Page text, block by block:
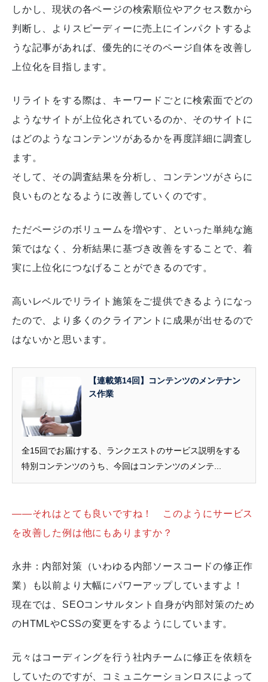
しかし、現状の各ページの検索順位やアクセス数から
判断し、よりスピーディーに売上にインパクトするよ
うな記事があれば、優先的にそのページ自体を改善し
上位化を目指します。
リライトをする際は、キーワードごとに検索面でどの
ようなサイトが上位化されているのか、そのサイトに
はどのようなコンテンツがあるかを再度詳細に調査し
ます。
そして、その調査結果を分析し、コンテンツがさらに
良いものとなるように改善していくのです。
ただページのボリュームを増やす、といった単純な施
策ではなく、分析結果に基づき改善をすることで、着
実に上位化につなげることができるのです。
高いレベルでリライト施策をご提供できるようになっ
たので、より多くのクライアントに成果が出せるので
はないかと思います。
【連載第14回】コンテンツのメンテナン
ス作業
全15回でお届けする、ランクエストのサービス説明をする
特別コンテンツのうち、今回はコンテンツのメンテ...
――それはとても良いですね！ このようにサービス
を改善した例は他にもありますか？
永井：内部対策（いわゆる内部ソースコードの修正作
業）も以前より大幅にパワーアップしていますよ！
現在では、SEOコンサルタント自身が内部対策のため
のHTMLやCSSの変更をするようにしています。
元々はコーディングを行う社内チームに修正を依頼を
していたのですが、コミュニケーションロスによって